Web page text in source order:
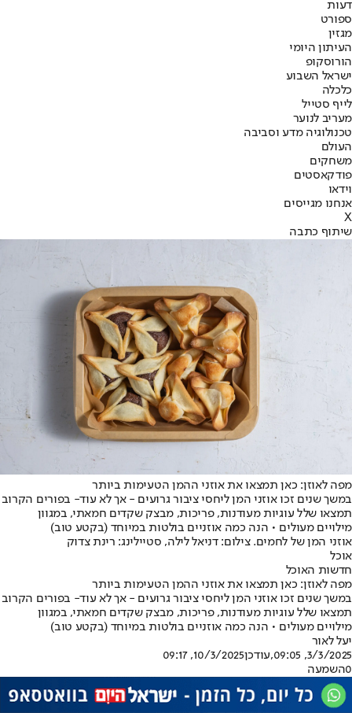
דעות
ספורט
מגזין
העיתון היומי
הורוסקופ
ישראל השבוע
כלכלה
לייף סטייל
מעריב לנוער
טכנולוגיה מדע וסביבה
העולם
משחקים
פודקאסטים
וידאו
אנחנו מגייסים
X
שיתוף כתבה
מפה לאוזן: כאן תמצאו את אוזני ההמן הטעימות ביותר
במשך שנים זכו אוזני המן ליחסי ציבור גרועים - אך לא עוד- בפורים הקרוב
תמצאו שלל עוגיות מעודנות, פריכות, מבצק שקדים חמאתי, במגוון
מילויים מעולים • הנה כמה אוזניים בולטות במיוחד (בקטע טוב)
אוזני המן של לחמים. צילום: דניאל לילה, סטיילינג: רינת צדוק
אוכל
חדשות האוכל
מפה לאוזן: כאן תמצאו את אוזני ההמן הטעימות ביותר
במשך שנים זכו אוזני המן ליחסי ציבור גרועים - אך לא עוד- בפורים הקרוב
תמצאו שלל עוגיות מעודנות, פריכות, מבצק שקדים חמאתי, במגוון
מילויים מעולים • הנה כמה אוזניים בולטות במיוחד (בקטע טוב)
יעל לאור
3/3/2025, 09:05
,עודכן10/3/2025, 09:17
0השמעה